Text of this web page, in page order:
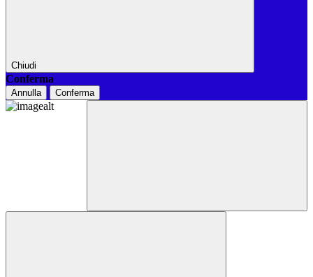
Chiudi
Conferma
Annulla Conferma